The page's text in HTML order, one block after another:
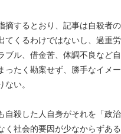
するとおり、記事は自殺者
てくるわけではないし、過重
ブル、借金苦、体調不良など
ったく勘案せず、勝手なイメ
ない。
殺した人自身がそれを「政
く社会的要因が少なからずあ